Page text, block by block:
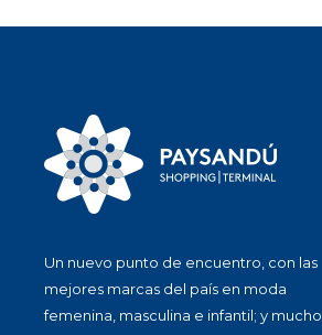
Un nuevo punto de encuentro, con las
mejores marcas del país en moda
femenina, masculina e infantil; y mucho